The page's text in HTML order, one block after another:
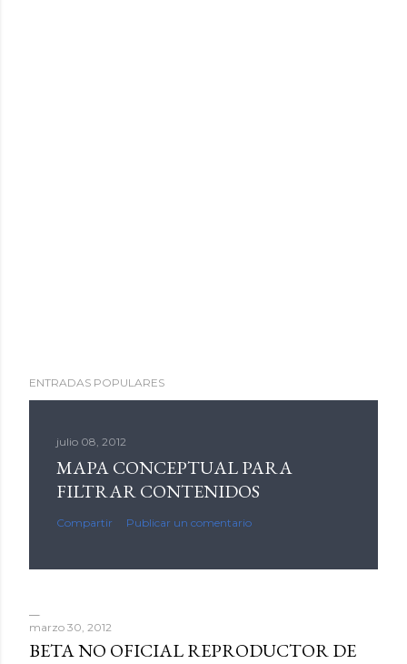
ENTRADAS POPULARES
julio 08, 2012
MAPA CONCEPTUAL PARA
FILTRAR CONTENIDOS
Compartir Publicar un comentario
marzo 30, 2012
BETA NO OFICIAL REPRODUCTOR DE